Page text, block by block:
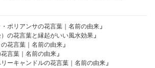
ポリアンサの花言葉｜名前の由来 」
の花言葉と縁起がいい風水効果 」
花言葉｜名前の由来 」
言葉｜名前の由来 」
ーキャンドルの花言葉｜名前の由来 」